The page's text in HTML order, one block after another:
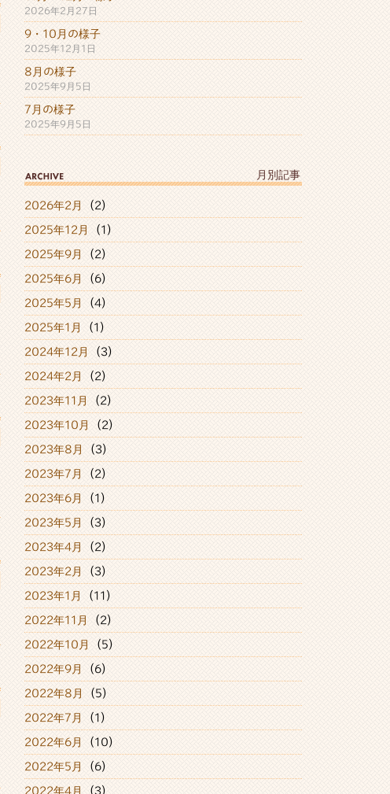
2026年2月27日
9・10月の様子
2025年12月1日
8月の様子
2025年9月5日
7月の様子
2025年9月5日
月別記事
2026年2月 (2)
2025年12月 (1)
2025年9月 (2)
2025年6月 (6)
2025年5月 (4)
2025年1月 (1)
2024年12月 (3)
2024年2月 (2)
2023年11月 (2)
2023年10月 (2)
2023年8月 (3)
2023年7月 (2)
2023年6月 (1)
2023年5月 (3)
2023年4月 (2)
2023年2月 (3)
2023年1月 (11)
2022年11月 (2)
2022年10月 (5)
2022年9月 (6)
2022年8月 (5)
2022年7月 (1)
2022年6月 (10)
2022年5月 (6)
2022年4月 (3)